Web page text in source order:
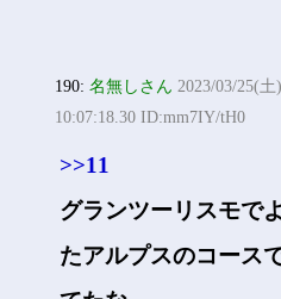
190:名無しさん 2023/03/25(土)
10:07:18.30 ID:mm7IY/tH0
>>11
グランツーリスモで
たアルプスのコース